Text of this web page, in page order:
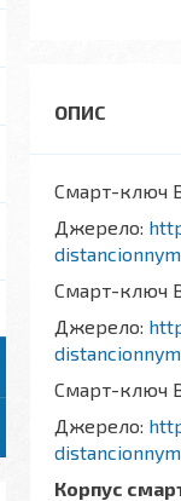
Смарт-ключ
Джерело:
Смарт-ключ
Джерело:
Смарт-ключ
Джерело:
Корпус